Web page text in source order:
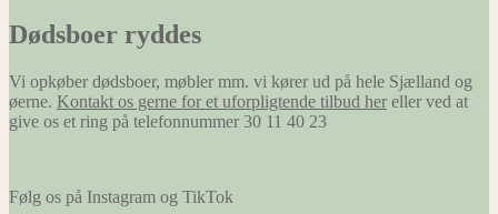
Dødsboer ryddes
Vi opkøber dødsboer, møbler mm. vi kører ud på hele Sjælland og
øerne. Kontakt os gerne for et uforpligtende tilbud her eller ved at
give os et ring på telefonnummer 30 11 40 23
Følg os på Instagram og TikTok